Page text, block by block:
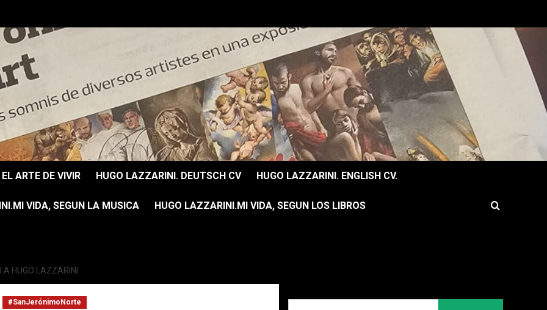
EL ARTE DE VIVIR HUGO LAZZARINI. DEUTSCH CV HUGO LAZZARINI. ENGLISH CV.
VIDA, SEGUN LA MUSICA HUGO LAZZARINI.MI VIDA, SEGUN LOS LIBROS
HUGO LAZZARINI
#SanJerónimoNorte